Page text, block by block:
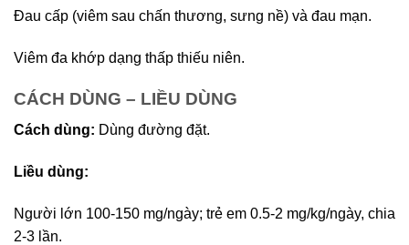
Ðau cấp (viêm sau chấn thương, sưng nề) và đau mạn.
Viêm đa khớp dạng thấp thiếu niên.
CÁCH DÙNG – LIỀU DÙNG
Cách dùng: Dùng đường đặt.
Liều dùng:
Người lớn 100-150 mg/ngày; trẻ em 0.5-2 mg/kg/ngày, chia
2-3 lần.